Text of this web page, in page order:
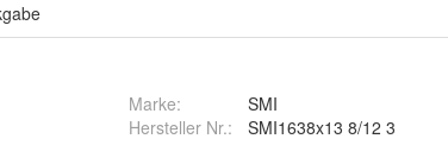
Marke:
SMI
Hersteller Nr.:
SMI1638x13 8/12 3